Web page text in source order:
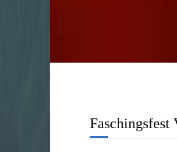
Faschingsfest